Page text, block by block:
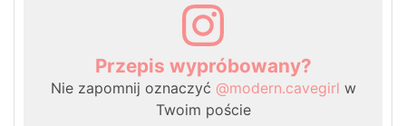
Przepis wypróbowany?
Nie zapomnij oznaczyć @modern.cavegirl w
Twoim poście